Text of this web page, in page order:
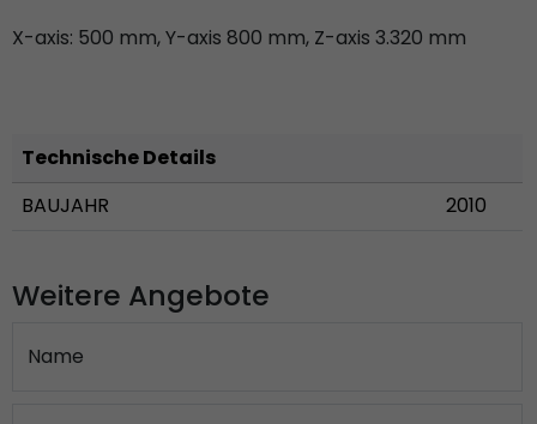
X-axis: 500 mm, Y-axis 800 mm, Z-axis 3.320 mm
Technische Details
BAUJAHR
2010
Weitere Angebote
Name